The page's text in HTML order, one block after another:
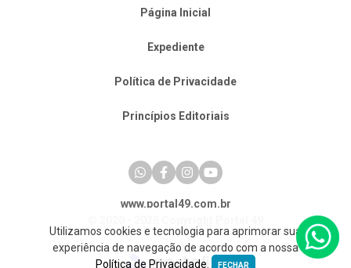
Página Inicial
Expediente
Política de Privacidade
Princípios Editoriais
www.portal49.com.br
Utilizamos cookies e tecnologia para aprimorar sua
experiência de navegação de acordo com a nossa
Política de Privacidade
FECHAR